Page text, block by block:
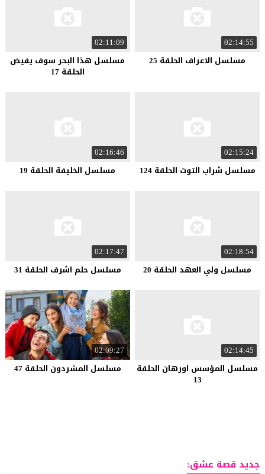
02:14:55
مسلسل الاعراف الحلقة 25
02:11:09
مسلسل هذا البحر سوف يفيض
الحلقة 17
02:15:24
مسلسل شراب التوت الحلقة 124
02:16:46
مسلسل الخليفة الحلقة 19
02:18:54
مسلسل ولي العهد الحلقة 20
02:17:47
مسلسل حلم اشرف الحلقة 31
02:14:45
مسلسل المؤسس اورهان الحلقة
13
02:09:27
مسلسل المشردون الحلقة 47
جديد قصة عشق: